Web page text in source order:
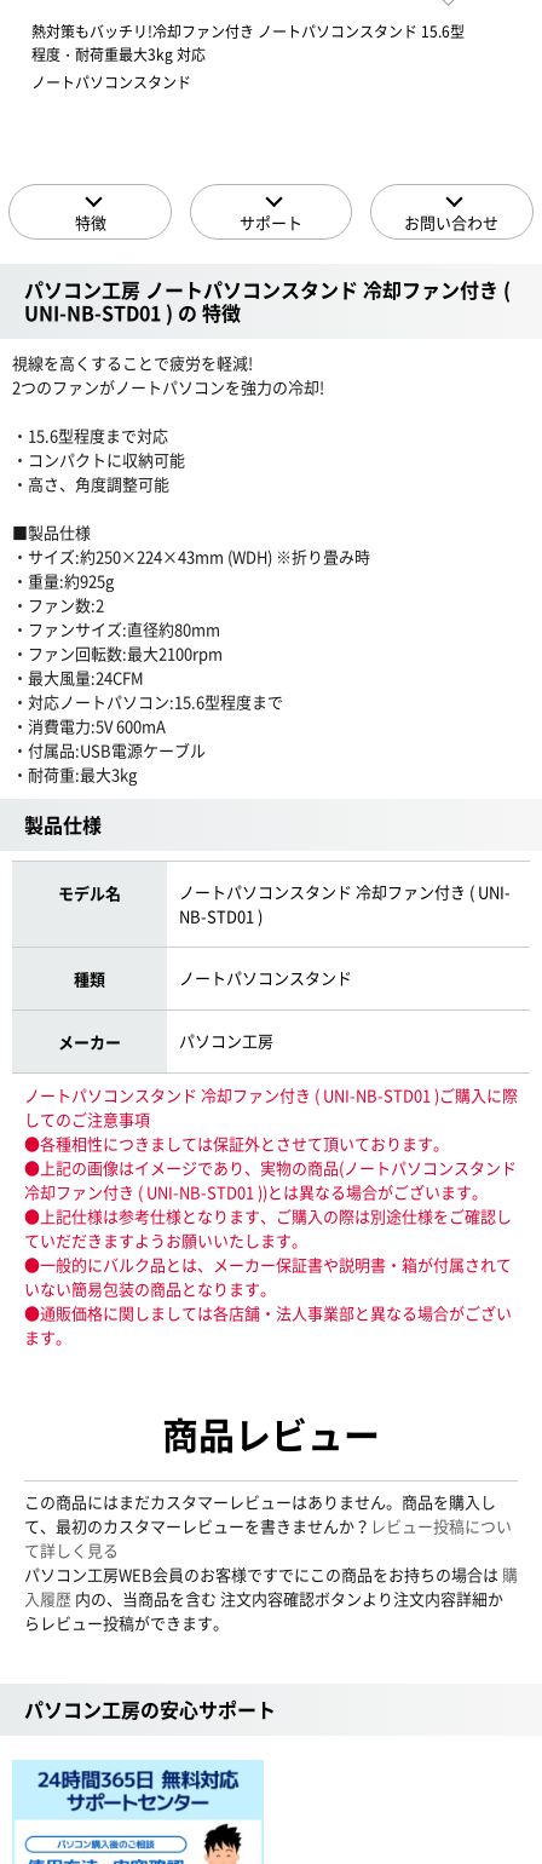
熱対策もバッチリ!冷却ファン付き ノートパソコンスタンド 15.6型
程度・耐荷重最大3kg 対応
ノートパソコンスタンド
特徴 サポート お問い合わせ
パソコン工房 ノートパソコンスタンド 冷却ファン付き (
UNI-NB-STD01 ) の 特徴
視線を高くすることで疲労を軽減!
2つのファンがノートパソコンを強力の冷却!
・15.6型程度まで対応
・コンパクトに収納可能
・高さ、角度調整可能
■製品仕様
・サイズ:約250×224×43mm (WDH) ※折り畳み時
・重量:約925g
・ファン数:2
・ファンサイズ:直径約80mm
・ファン回転数:最大2100rpm
・最大風量:24CFM
・対応ノートパソコン:15.6型程度まで
・消費電力:5V 600mA
・付属品:USB電源ケーブル
・耐荷重:最大3kg
製品仕様
モデル名
ノートパソコンスタンド 冷却ファン付き ( UNI-
NB-STD01 )
種類 ノートパソコンスタンド
メーカー パソコン工房
ノートパソコンスタンド 冷却ファン付き ( UNI-NB-STD01 )ご購入に際
してのご注意事項
●各種相性につきましては保証外とさせて頂いております。
●上記の画像はイメージであり、実物の商品(ノートパソコンスタンド
冷却ファン付き ( UNI-NB-STD01 ))とは異なる場合がございます。
●上記仕様は参考仕様となります、ご購入の際は別途仕様をご確認し
ていだだきますようお願いいたします。
●一般的にバルク品とは、メーカー保証書や説明書・箱が付属されて
いない簡易包装の商品となります。
●通販価格に関しましては各店舗・法人事業部と異なる場合がござい
ます。
商品レビュー
この商品にはまだカスタマーレビューはありません。商品を購入し
て、最初のカスタマーレビューを書きませんか？ レビュー投稿につい
て詳しく見る
パソコン工房WEB会員のお客様ですでにこの商品をお持ちの場合は 購
入履歴 内の、当商品を含む 注文内容確認ボタンより注文内容詳細か
らレビュー投稿ができます。
パソコン工房の安心サポート